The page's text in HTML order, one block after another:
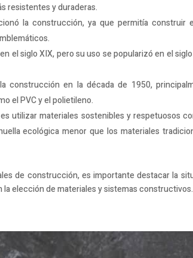
resistentes y duraderas.
la construcción, ya que permitía
el siglo XIX, pero su uso se popularizó en el
construcción en la década de 1950,
el PVC y el polietileno.
utilizar materiales sostenibles y respetuosos
ecológica menor que los materiales
de construcción, es importante destacar la
elección de materiales y sistemas constructivos.